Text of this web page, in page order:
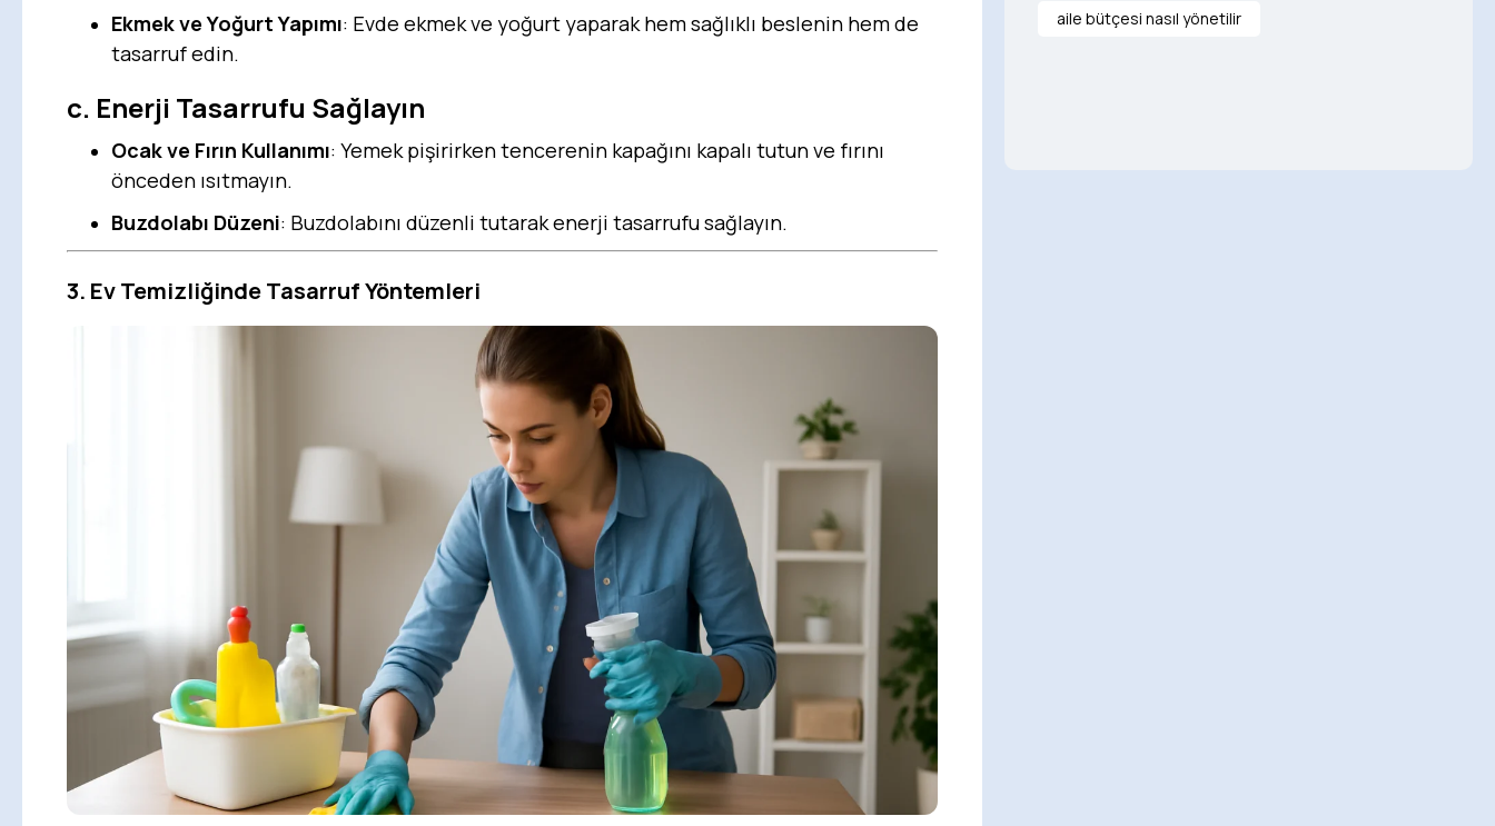
Ekmek ve Yoğurt Yapımı: Evde ekmek ve yoğurt yaparak hem sağlıklı beslenin hem de
tasarruf edin.
c. Enerji Tasarrufu Sağlayın
Ocak ve Fırın Kullanımı: Yemek pişirirken tencerenin kapağını kapalı tutun ve fırını
önceden ısıtmayın.
Buzdolabı Düzeni: Buzdolabını düzenli tutarak enerji tasarrufu sağlayın.
3. Ev Temizliğinde Tasarruf Yöntemleri
aile bütçesi nasıl yönetilir